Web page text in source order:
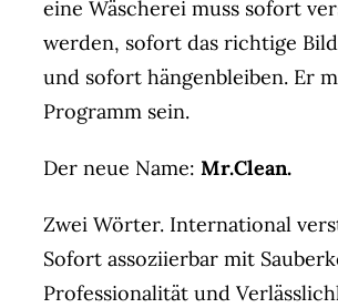
eine Wäscherei muss sofort
werden, sofort das richtige
und sofort hängenbleiben. Er
Programm sein.
Der neue Name: Mr.Clean.
Zwei Wörter. International
Sofort assoziierbar mit
Professionalität und